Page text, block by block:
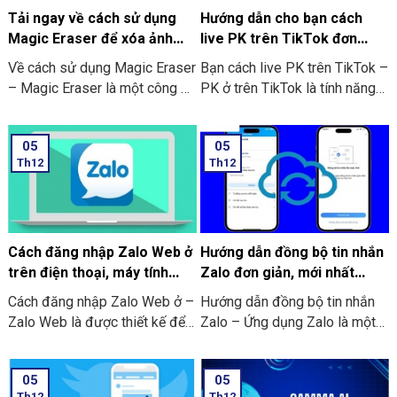
ngay dưới đây.
Tải ngay về cách sử dụng
Magic Eraser để xóa ảnh
trên điện thoại
Về cách sử dụng Magic Eraser
– Magic Eraser là một công cụ
Google Photos. Với chức năng
này được hoạt động tương tự
như Content-Aware của ứng
dụng Photoshop. Bạn có thể
dùng nó để loại bỏ những chi
tiết bạn không mong muốn
trên bất kỳ bức ảnh nào cùng
với sự hỗ trợ của AI. Cùng với
thao tác cực kỳ giản đơn đó là
tô chọn vùng cần xóa. Và thêm
nữa AI sẽ tự động xóa vùng
Hướng dẫn cho bạn cách
live PK trên TikTok đơn
giản, hiệu quả
Bạn cách live PK trên TikTok –
PK ở trên TikTok là tính năng
livestream đối đầu nhau xem
ai được nhiều lượt like hơn và
quà tặng nhiều nhất từ người
xem trực tiếp. Theo đó là cả 2
sẽ cùng đặt ra 1 yêu cầu mà
người thua sẽ phải chịu theo
người thắng (thông thường là
các thử thách có tính vui nhộn).
05
Th12
Cách đăng nhập Zalo Web ở
trên điện thoại, máy tính
không cần tải về
Cách đăng nhập Zalo Web ở –
Zalo Web là được thiết kế để
duyệt web của máy tính hoặc
là điện thoại. Thay vì bạn phải
05
Th12
Hướng dẫn đồng bộ tin nhắn
Zalo đơn giản, mới nhất
2024
Hướng dẫn đồng bộ tin nhắn
Zalo – Ứng dụng Zalo là một
Việt Nam. Nó có vai trò quan
trọng trong việc kết nối và làm
05 05